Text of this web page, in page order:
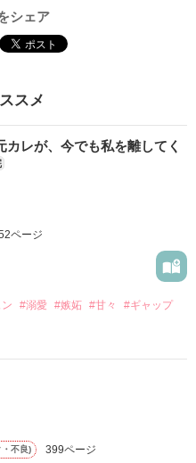
シェア
スメ
カレが、今でも私を離してく
ページ
#溺愛 #嫉妬 #甘々 #ギャップ
」
。
た彼を自分から振った。
不良) 399ページ